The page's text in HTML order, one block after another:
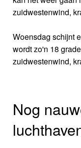
zuidwestenwind,
Woensdag schijnt
wordt zo'n 18
zuidwestenwind,
Nog